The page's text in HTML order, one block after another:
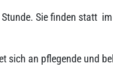
Stunde. Sie finden statt
sich an pflegende und